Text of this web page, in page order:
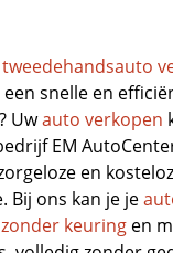
tweedehandsauto
een snelle en
Uwauto verkopen
EM
en
Bij ons kan je je
keuring en